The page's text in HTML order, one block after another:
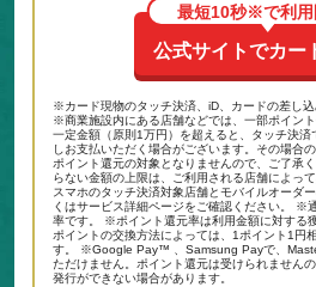
公式サイトでカー
最短10秒※で利
※カード現物のタッチ決済、iD、カードの差し込
※商業施設内にある店舗などでは、一部ポイン
一定金額（原則1万円）を超えると、タッチ決
しお支払いただく場合がございます。その場合
ポイント還元の対象となりませんので、ご了承
らない金額の上限は、ご利用される店舗によっ
スマホのタッチ決済対象店舗とモバイルオーダ
くはサービス詳細ページをご確認ください。 ※
率です。 ※ポイント還元率は利用金額に対する
ポイントの交換方法によっては、1ポイント1円
す。 ※Google Pay™ 、Samsung Payで、
ただけません。ポイント還元は受けられません
発行ができない場合があります。